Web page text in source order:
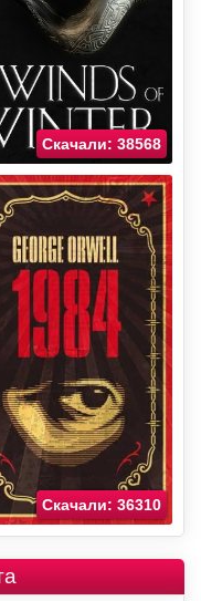
Скачали: 38568
Скачали: 36310